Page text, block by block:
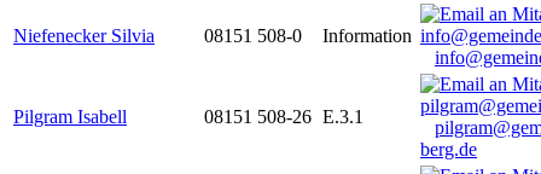
Niefenecker Silvia 08151 508-0
Information
Pilgram Isabell 08151 508-26 E.3.1
berg.de